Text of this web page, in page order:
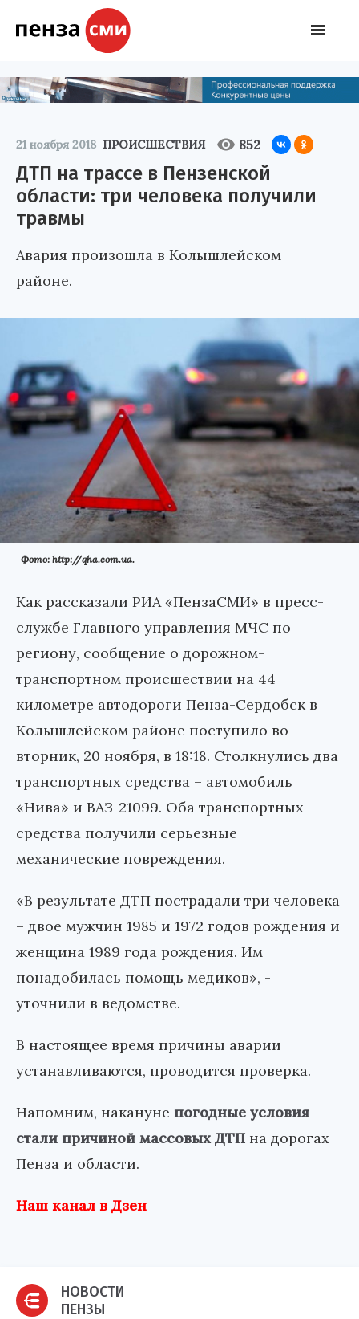
21 ноября 2018 ПРОИСШЕСТВИЯ 852
ДТП на трассе в Пензенской
области: три человека получили
травмы
Авария произошла в Колышлейском
районе.
Фото: http://qha.com.ua.
Как рассказали РИА «ПензаСМИ» в пресс-
службе Главного управления МЧС по
региону, сообщение о дорожном-
транспортном происшествии на 44
километре автодороги Пенза-Сердобск в
Колышлейском районе поступило во
вторник, 20 ноября, в 18:18. Столкнулись два
транспортных средства – автомобиль
«Нива» и ВАЗ-21099. Оба транспортных
средства получили серьезные
механические повреждения.
«В результате ДТП пострадали три человека
– двое мужчин 1985 и 1972 годов рождения и
женщина 1989 года рождения. Им
понадобилась помощь медиков», -
уточнили в ведомстве.
В настоящее время причины аварии
устанавливаются, проводится проверка.
Напомним, накануне погодные условия
стали причиной массовых ДТП на дорогах
Пенза и области.
Наш канал в Дзен
НОВОСТИ
ПЕНЗЫ